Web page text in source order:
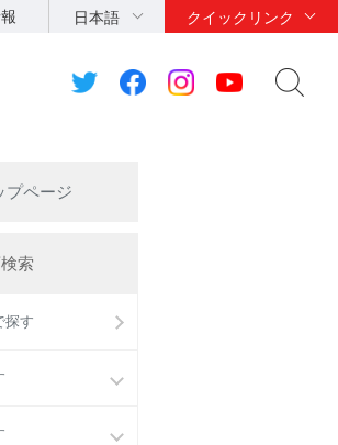
日本語 クイックリンク
プページ
索
探す